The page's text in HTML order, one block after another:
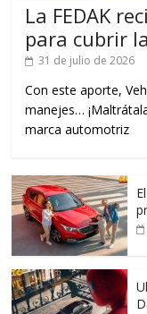
La FEDAK
para cubrir
31 de julio de 2026
Con este aporte,
manejes…
marca automotriz